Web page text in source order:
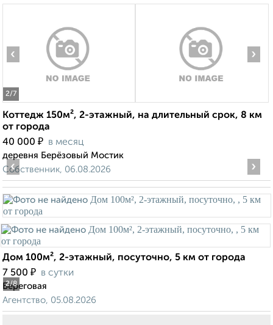
2/7
‹ ›
Коттедж 150м², 2-этажный, на длительный срок, 8 км
от города
40 000 ₽ в месяц
деревня Берёзовый Мостик
Собственник, 06.08.2026
2/8
‹ ›
Дом 100м², 2-этажный, посуточно, 5 км от города
7 500 ₽ в сутки
Береговая
Агентство, 05.08.2026